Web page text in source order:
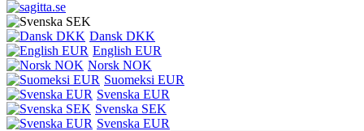
Dansk DKK
English EUR
Norsk NOK
Suomeksi EUR
Svenska EUR
Svenska SEK
Svenska EUR